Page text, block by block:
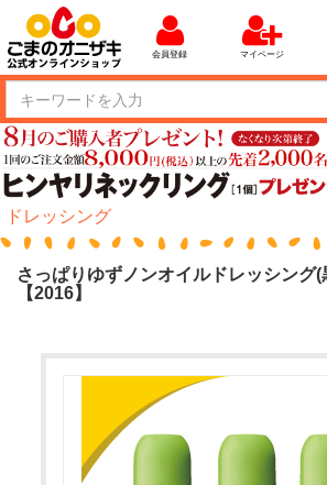
会員登録 マイページ
ドレッシング
さっぱりゆずノンオイルドレッシング(
【2016】